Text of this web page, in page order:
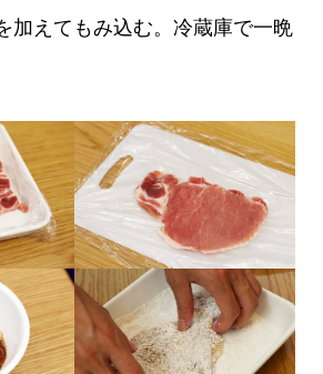
加えてもみ込む。冷蔵庫で一晩